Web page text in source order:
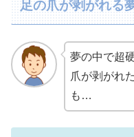
足の爪が剥がれる
夢の中で超
爪が剥がれ
も…